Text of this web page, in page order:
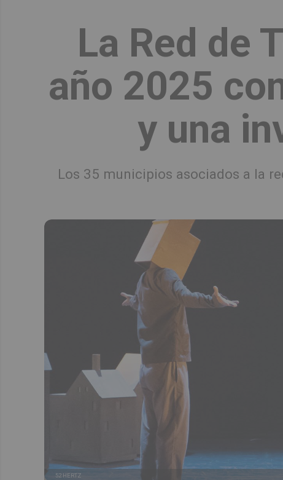
La Red de
año 2025
y una
Los 35 municipios asociados a la
52 HERTZ